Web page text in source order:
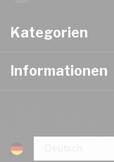
Kategorien
Informationen